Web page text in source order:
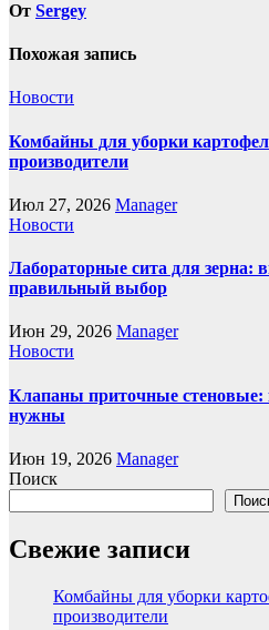
От Sergey
Похожая запись
Новости
Комбайны для уборки
производители
Июл 27, 2026 Manager
Новости
Лабораторные сита для зерна:
правильный выбор
Июн 29, 2026 Manager
Новости
Клапаны приточные стеновые:
нужны
Июн 19, 2026 Manager
Поиск
Свежие записи
Комбайны для уборки
производители